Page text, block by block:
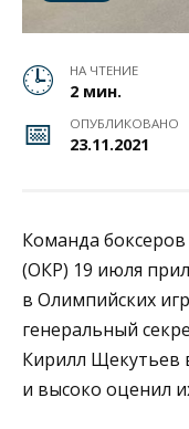
НА ЧТЕНИЕ
2 мин.
ОПУБЛИКОВАНО
23.11.2021
Команда
(ОКР) 19 июля
в Олимпийских
генеральный
Кирилл Щекутьев
и высоко оценил